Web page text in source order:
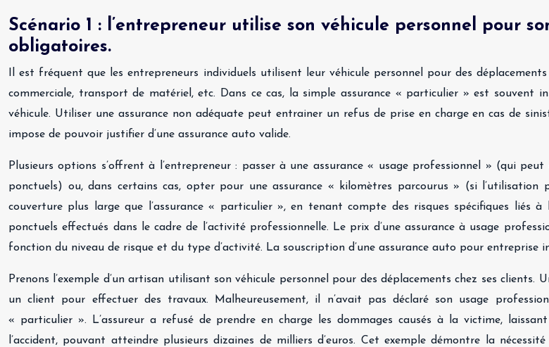
Scénario 1 : l’entrepreneur utilise son véhicule personnel pour
obligatoires.
Il est fréquent que les entrepreneurs individuels utilisent leur véhicule personnel pour des
commerciale, transport de matériel, etc. Dans ce cas, la simple assurance « particulier » est souvent
véhicule. Utiliser une assurance non adéquate peut entrainer un refus de prise en charge en cas de
impose de pouvoir justifier d’une assurance auto valide.
Plusieurs options s’offrent à l’entrepreneur : passer à une assurance « usage professionnel » (qui
ponctuels) ou, dans certains cas, opter pour une assurance « kilomètres parcourus » (si l’utilisation
couverture plus large que l’assurance « particulier », en tenant compte des risques spécifiques liés à
ponctuels effectués dans le cadre de l’activité professionnelle. Le prix d’une assurance à usage
fonction du niveau de risque et du type d’activité. La souscription d’une assurance auto pour entreprise
Prenons l’exemple d’un artisan utilisant son véhicule personnel pour des déplacements chez ses
un client pour effectuer des travaux. Malheureusement, il n’avait pas déclaré son usage
« particulier ». L’assureur a refusé de prendre en charge les dommages causés à la victime,
l’accident, pouvant atteindre plusieurs dizaines de milliers d’euros. Cet exemple démontre la